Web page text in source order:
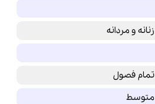
زنانه و مردانه
تمام فصول
متوسط